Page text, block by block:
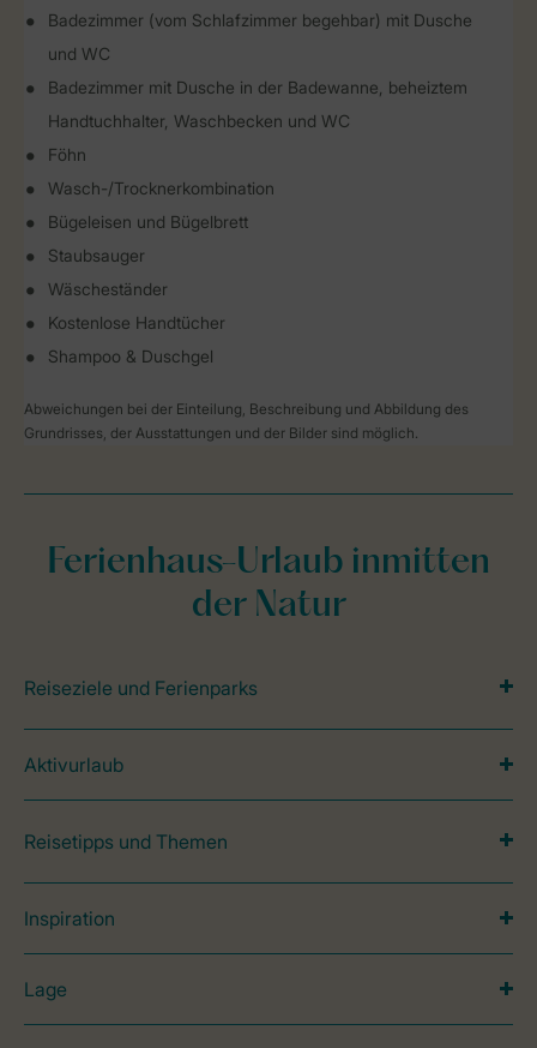
Badezimmer (vom Schlafzimmer begehbar) mit Dusche
und WC
Badezimmer mit Dusche in der Badewanne, beheiztem
Handtuchhalter, Waschbecken und WC
Föhn
Wasch-/Trocknerkombination
Bügeleisen und Bügelbrett
Staubsauger
Wäscheständer
Kostenlose Handtücher
Shampoo & Duschgel
Abweichungen bei der Einteilung, Beschreibung und Abbildung des
Grundrisses, der Ausstattungen und der Bilder sind möglich.
Ferienhaus-Urlaub inmitten
der Natur
Reiseziele und Ferienparks
Aktivurlaub
Reisetipps und Themen
Inspiration
Lage